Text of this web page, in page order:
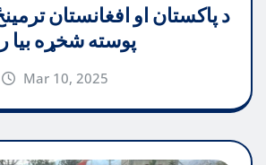
د پاکستان او افغانستان
پوسته شخړه بیا
Mar 10, 2025